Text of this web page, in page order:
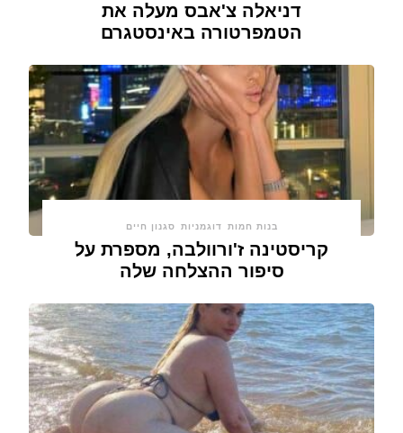
דניאלה צ'אבס מעלה את
הטמפרטורה באינסטגרם
בנות חמות דוגמניות סגנון חיים
קריסטינה ז'ורוולבה, מספרת על
סיפור ההצלחה שלה